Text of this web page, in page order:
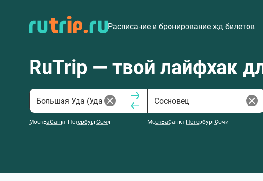
Расписание и бронирование жд билетов
RuTrip — твой лайфхак
МоскваСанкт-ПетербургСочи МоскваСанкт-ПетербургСочи